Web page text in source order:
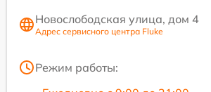
Новослободская улица, дом 4
Адрес сервисного центра Fluke
Режим работы: